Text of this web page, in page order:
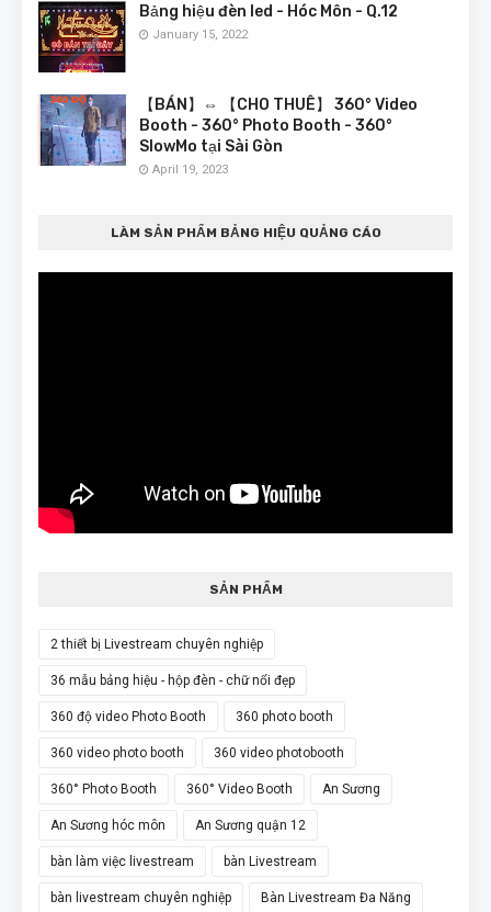
Bảng hiệu đèn led - Hóc Môn - Q.12
January 15, 2022
【BÁN】⇔ 【CHO THUÊ】 360° Video
Booth - 360° Photo Booth - 360°
SlowMo tại Sài Gòn
April 19, 2023
LÀM SẢN PHẨM BẢNG HIỆU QUẢNG CÁO
SẢN PHẨM
2 thiết bị Livestream chuyên nghiệp
36 mẫu bảng hiệu - hộp đèn - chữ nổi đẹp
360 độ video Photo Booth 360 photo booth
360 video photo booth 360 video photobooth
360° Photo Booth 360° Video Booth An Sương
An Sương hóc môn An Sương quận 12
bàn làm việc livestream bàn Livestream
bàn livestream chuyên nghiệp Bàn Livestream Đa Năng